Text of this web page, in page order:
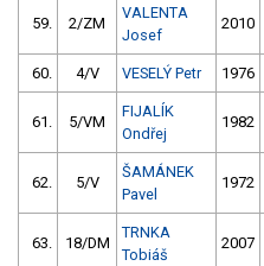
59. 2/ZM
VALENTA
Josef
2010
60. 4/V VESELÝ Petr 1976
61. 5/VM
FIJALÍK
Ondřej
1982
62. 5/V
ŠAMÁNEK
Pavel
1972
63. 18/DM
TRNKA
Tobiáš
2007